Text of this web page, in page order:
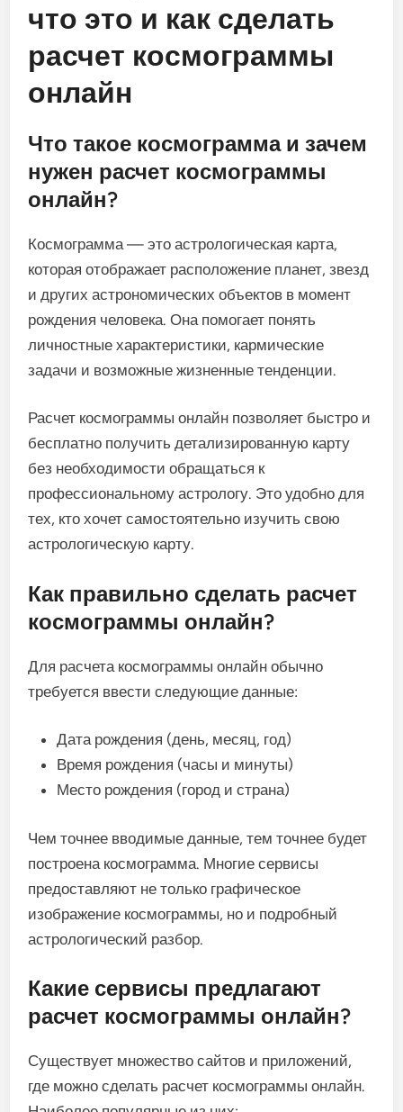
что это и как сделать
расчет космограммы
онлайн
Что такое космограмма и зачем
нужен расчет космограммы
онлайн?
Космограмма — это астрологическая карта,
которая отображает расположение планет, звезд
и других астрономических объектов в момент
рождения человека. Она помогает понять
личностные характеристики, кармические
задачи и возможные жизненные тенденции.
Расчет космограммы онлайн позволяет быстро и
бесплатно получить детализированную карту
без необходимости обращаться к
профессиональному астрологу. Это удобно для
тех, кто хочет самостоятельно изучить свою
астрологическую карту.
Как правильно сделать расчет
космограммы онлайн?
Для расчета космограммы онлайн обычно
требуется ввести следующие данные:
Дата рождения (день, месяц, год)
Время рождения (часы и минуты)
Место рождения (город и страна)
Чем точнее вводимые данные, тем точнее будет
построена космограмма. Многие сервисы
предоставляют не только графическое
изображение космограммы, но и подробный
астрологический разбор.
Какие сервисы предлагают
расчет космограммы онлайн?
Существует множество сайтов и приложений,
где можно сделать расчет космограммы онлайн.